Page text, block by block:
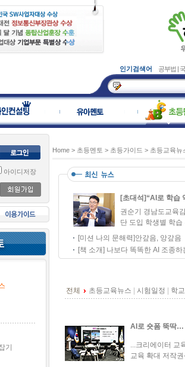
인기검색어 공부법 |
아이디저장
기
Home > 초등멘토 > 초등가이드 > 초등교육뉴
[초대석]“AI로 학습
권순기 경남도교육
단 도입 학생별 학
[미션 나의 문해력]안갚음, 앙갚음
[책 소개] 나보다 똑똑한 AI 조종하
전체 초등교육뉴스 시험일정 학
AI로 숏폼 뚝딱…
...크리에이터 교
교육 확대 저작